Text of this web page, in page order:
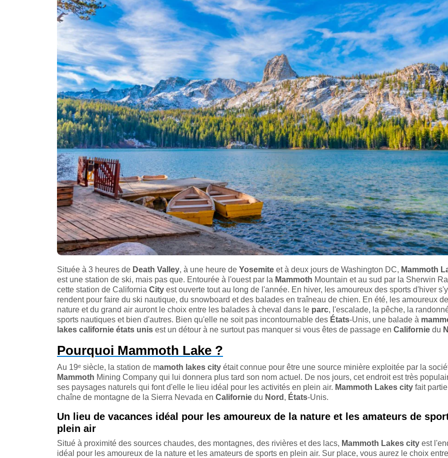
Située à 3 heures de Death Valley, à une heure de Yosemite et à deux jours de Washington DC, Mammoth
est une station de ski, mais pas que. Entourée à l'ouest par la Mammoth Mountain et au sud par la Sherwin
cette station de California City est ouverte tout au long de l'année. En hiver, les amoureux des sports d'hiver s'y
rendent pour faire du ski nautique, du snowboard et des balades en traîneau de chien. En été, les amoureux
nature et du grand air auront le choix entre les balades à cheval dans le parc, l'escalade, la pêche, la
sports nautiques et bien d'autres. Bien qu'elle ne soit pas incontournable des États-Unis, une balade à
lakes californie états unis est un détour à ne surtout pas manquer si vous êtes de passage en Californie du
Pourquoi Mammoth Lake ?
Au 19ᵉ siècle, la station de mamoth lakes city était connue pour être une source minière exploitée par la
Mammoth Mining Company qui lui donnera plus tard son nom actuel. De nos jours, cet endroit est très
ses paysages naturels qui font d'elle le lieu idéal pour les activités en plein air. Mammoth Lakes city fait
chaîne de montagne de la Sierra Nevada en Californie du Nord , États-Unis.
Un lieu de vacances idéal pour les amoureux de la nature et les amateurs de
plein air
Situé à proximité des sources chaudes, des montagnes, des rivières et des lacs, Mammoth Lakes city est
idéal pour les amoureux de la nature et les amateurs de sports en plein air. Sur place, vous aurez le choix